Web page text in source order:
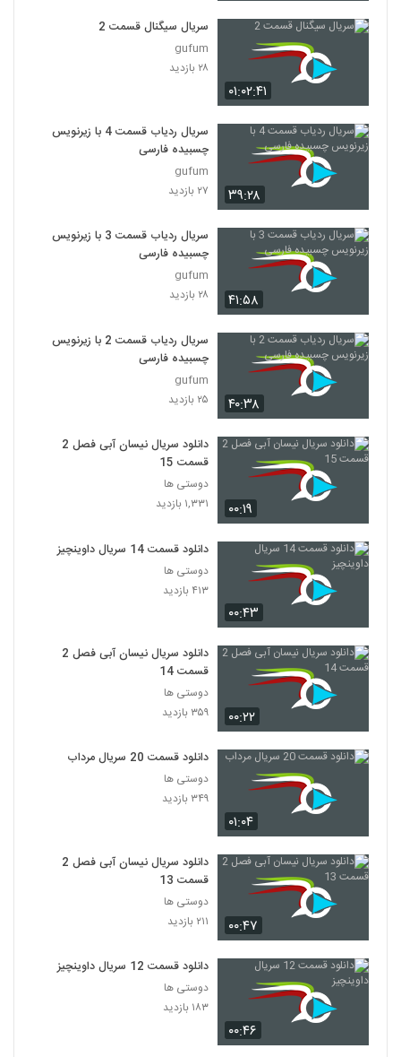
۰۱:۰۲:۴۱
سریال سیگنال قسمت 2
gufum
۲۸ بازدید
۳۹:۲۸
سریال ردیاب قسمت 4 با زیرنویس
چسبیده فارسی
gufum
۲۷ بازدید
۴۱:۵۸
سریال ردیاب قسمت 3 با زیرنویس
چسبیده فارسی
gufum
۲۸ بازدید
۴۰:۳۸
سریال ردیاب قسمت 2 با زیرنویس
چسبیده فارسی
gufum
۲۵ بازدید
۰۰:۱۹
دانلود سریال نیسان آبی فصل 2
قسمت 15
دوستی ها
۱,۳۳۱ بازدید
۰۰:۴۳
دانلود قسمت 14 سریال داوینچیز
دوستی ها
۴۱۳ بازدید
۰۰:۲۲
دانلود سریال نیسان آبی فصل 2
قسمت 14
دوستی ها
۳۵۹ بازدید
۰۱:۰۴
دانلود قسمت 20 سریال مرداب
دوستی ها
۳۴۹ بازدید
۰۰:۴۷
دانلود سریال نیسان آبی فصل 2
قسمت 13
دوستی ها
۲۱۱ بازدید
۰۰:۴۶
دانلود قسمت 12 سریال داوینچیز
دوستی ها
۱۸۳ بازدید